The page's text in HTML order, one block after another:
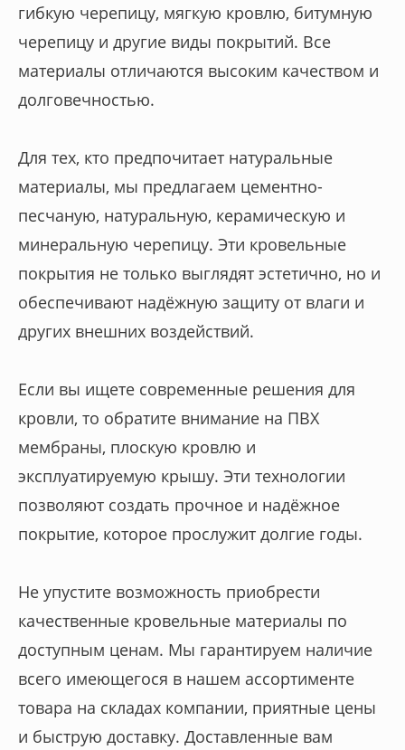
гибкую черепицу, мягкую кровлю, битумную
черепицу и другие виды покрытий. Все
материалы отличаются высоким качеством и
долговечностью.
Для тех, кто предпочитает натуральные
материалы, мы предлагаем цементно-
песчаную, натуральную, керамическую и
минеральную черепицу. Эти кровельные
покрытия не только выглядят эстетично, но и
обеспечивают надёжную защиту от влаги и
других внешних воздействий.
Если вы ищете современные решения для
кровли, то обратите внимание на ПВХ
мембраны, плоскую кровлю и
эксплуатируемую крышу. Эти технологии
позволяют создать прочное и надёжное
покрытие, которое прослужит долгие годы.
Не упустите возможность приобрести
качественные кровельные материалы по
доступным ценам. Мы гарантируем наличие
всего имеющегося в нашем ассортименте
товара на складах компании, приятные цены
и быструю доставку. Доставленные вам